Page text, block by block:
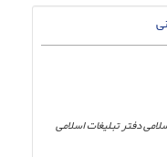
دفتر تبلیغات اسلامی